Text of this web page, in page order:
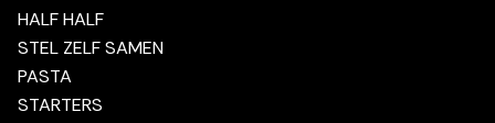
HALF HALF
STEL ZELF SAMEN
PASTA
STARTERS